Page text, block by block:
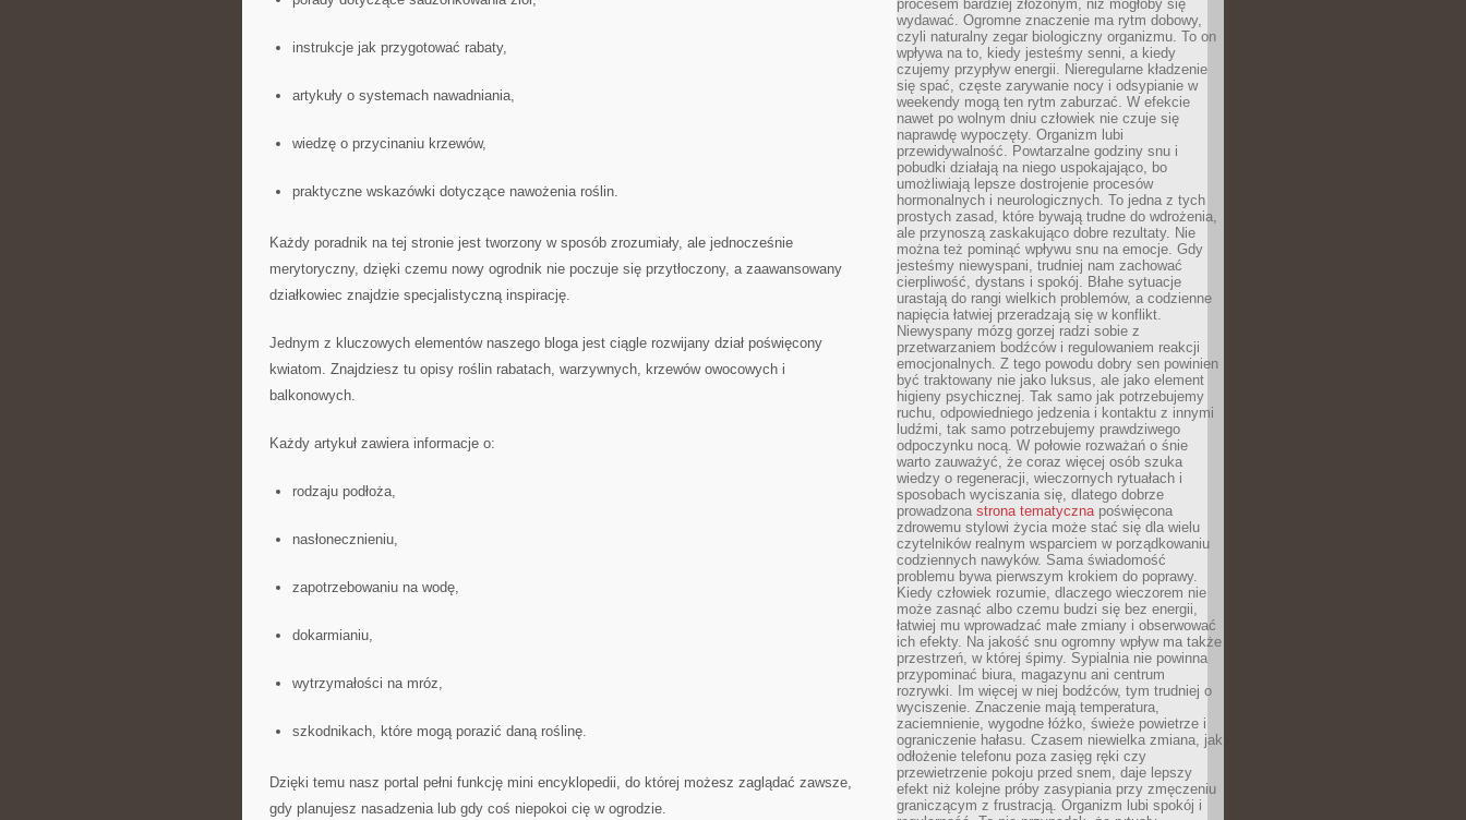
instrukcje jak przygotować rabaty,
artykuły o systemach nawadniania,
wiedzę o przycinaniu krzewów,
praktyczne wskazówki dotyczące nawożenia roślin.
Każdy poradnik na tej stronie jest tworzony w sposób zrozumiały, ale jednocześnie
merytoryczny, dzięki czemu nowy ogrodnik nie poczuje się przytłoczony, a zaawansowany
działkowiec znajdzie specjalistyczną inspirację.
Jednym z kluczowych elementów naszego bloga jest ciągle rozwijany dział poświęcony
kwiatom. Znajdziesz tu opisy roślin rabatach, warzywnych, krzewów owocowych i
balkonowych.
Każdy artykuł zawiera informacje o:
rodzaju podłoża,
nasłonecznieniu,
zapotrzebowaniu na wodę,
dokarmianiu,
wytrzymałości na mróz,
szkodnikach, które mogą porazić daną roślinę.
Dzięki temu nasz portal pełni funkcję mini encyklopedii, do której możesz zaglądać zawsze,
gdy planujesz nasadzenia lub gdy coś niepokoi cię w ogrodzie.
procesem bardziej złożonym, niż mogłoby się
wydawać. Ogromne znaczenie ma rytm dobowy,
czyli naturalny zegar biologiczny organizmu. To on
wpływa na to, kiedy jesteśmy senni, a kiedy
czujemy przypływ energii. Nieregularne kładzenie
się spać, częste zarywanie nocy i odsypianie w
weekendy mogą ten rytm zaburzać. W efekcie
nawet po wolnym dniu człowiek nie czuje się
naprawdę wypoczęty. Organizm lubi
przewidywalność. Powtarzalne godziny snu i
pobudki działają na niego uspokajająco, bo
umożliwiają lepsze dostrojenie procesów
hormonalnych i neurologicznych. To jedna z tych
prostych zasad, które bywają trudne do wdrożenia,
ale przynoszą zaskakująco dobre rezultaty. Nie
można też pominąć wpływu snu na emocje. Gdy
jesteśmy niewyspani, trudniej nam zachować
cierpliwość, dystans i spokój. Błahe sytuacje
urastają do rangi wielkich problemów, a codzienne
napięcia łatwiej przeradzają się w konflikt.
Niewyspany mózg gorzej radzi sobie z
przetwarzaniem bodźców i regulowaniem reakcji
emocjonalnych. Z tego powodu dobry sen powinien
być traktowany nie jako luksus, ale jako element
higieny psychicznej. Tak samo jak potrzebujemy
ruchu, odpowiedniego jedzenia i kontaktu z innymi
ludźmi, tak samo potrzebujemy prawdziwego
odpoczynku nocą. W połowie rozważań o śnie
warto zauważyć, że coraz więcej osób szuka
wiedzy o regeneracji, wieczornych rytuałach i
sposobach wyciszania się, dlatego dobrze
prowadzona strona tematycznapoświęcona
zdrowemu stylowi życia może stać się dla wielu
czytelników realnym wsparciem w porządkowaniu
codziennych nawyków. Sama świadomość
problemu bywa pierwszym krokiem do poprawy.
Kiedy człowiek rozumie, dlaczego wieczorem nie
może zasnąć albo czemu budzi się bez energii,
łatwiej mu wprowadzać małe zmiany i obserwować
ich efekty. Na jakość snu ogromny wpływ ma także
przestrzeń, w której śpimy. Sypialnia nie powinna
przypominać biura, magazynu ani centrum
rozrywki. Im więcej w niej bodźców, tym trudniej o
wyciszenie. Znaczenie mają temperatura,
zaciemnienie, wygodne łóżko, świeże powietrze i
ograniczenie hałasu. Czasem niewielka zmiana, jak
odłożenie telefonu poza zasięg ręki czy
przewietrzenie pokoju przed snem, daje lepszy
efekt niż kolejne próby zasypiania przy zmęczeniu
graniczącym z frustracją. Organizm lubi spokój i